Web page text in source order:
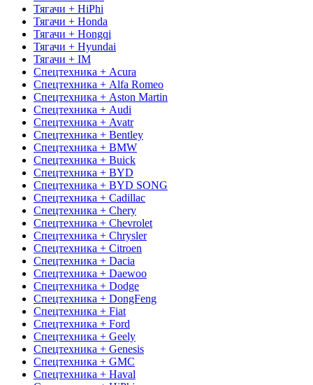
Тягачи + HiPhi
Тягачи + Honda
Тягачи + Hongqi
Тягачи + Hyundai
Тягачи + IM
Спецтехника + Acura
Спецтехника + Alfa Romeo
Спецтехника + Aston Martin
Спецтехника + Audi
Спецтехника + Avatr
Спецтехника + Bentley
Спецтехника + BMW
Спецтехника + Buick
Спецтехника + BYD
Спецтехника + BYD SONG
Спецтехника + Cadillac
Спецтехника + Chery
Спецтехника + Chevrolet
Спецтехника + Chrysler
Спецтехника + Citroen
Спецтехника + Dacia
Спецтехника + Daewoo
Спецтехника + Dodge
Спецтехника + DongFeng
Спецтехника + Fiat
Спецтехника + Ford
Спецтехника + Geely
Спецтехника + Genesis
Спецтехника + GMC
Спецтехника + Haval